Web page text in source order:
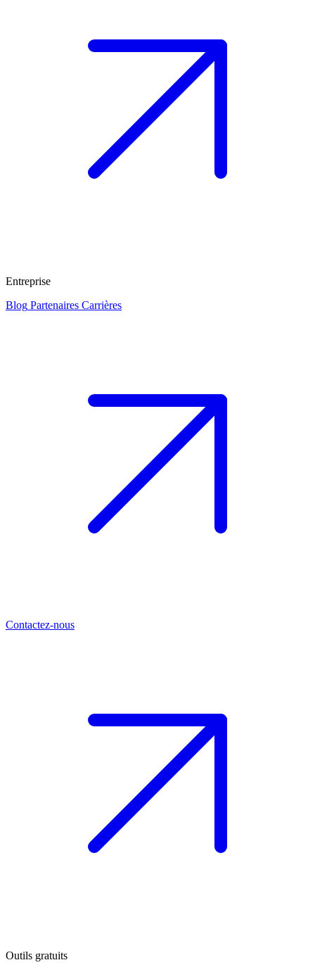
Entreprise
Blog Partenaires Carrières
Contactez-nous
Outils gratuits